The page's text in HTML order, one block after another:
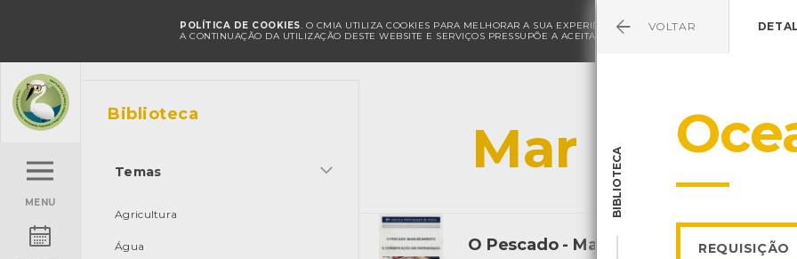
POLÍTICA DE COOKIES. O CMIA UTILIZA COOKIES PARA MELHORAR A SUA EXPERIÊNCIA DE NAVEGAÇÃO E PARA FINS
A CONTINUAÇÃO DA UTILIZAÇÃO DESTE WEBSITE E SERVIÇOS PRESSUPÕE A ACEITAÇÃO DA UTILIZAÇÃO DE COOKIES.
MENU
Biblioteca
Temas
Agricultura
Água
Mar
O Pescado - Manuseamento e
VOLTAR
BIBLIOTECA
REQUISIÇÃO